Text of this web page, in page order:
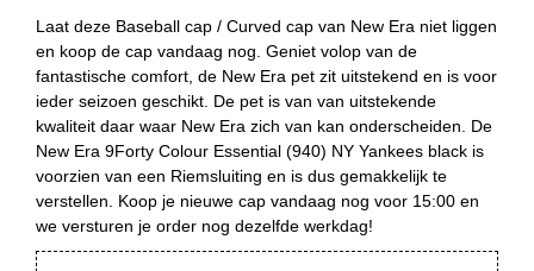
Laat deze Baseball cap / Curved cap van New Era niet liggen
en koop de cap vandaag nog. Geniet volop van de
fantastische comfort, de New Era pet zit uitstekend en is voor
ieder seizoen geschikt. De pet is van van uitstekende
kwaliteit daar waar New Era zich van kan onderscheiden. De
New Era 9Forty Colour Essential (940) NY Yankees black is
voorzien van een Riemsluiting en is dus gemakkelijk te
verstellen. Koop je nieuwe cap vandaag nog voor 15:00 en
we versturen je order nog dezelfde werkdag!